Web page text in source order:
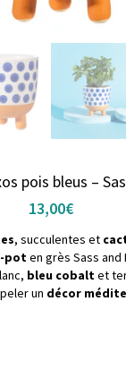
pois bleus –
13,00€
, succulentes et
poten grès Sass and
bleu cobaltet
un décor